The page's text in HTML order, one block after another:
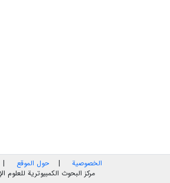
الخصوصية |حول الموقع
مركز البحوث الكمبيوترية للعلوم